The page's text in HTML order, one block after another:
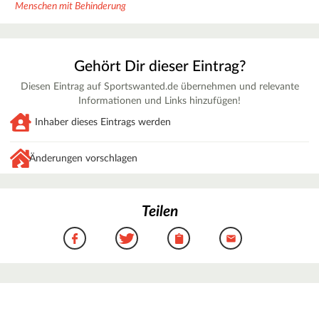
Menschen mit Behinderung
Gehört Dir dieser Eintrag?
Diesen Eintrag auf Sportswanted.de übernehmen und relevante
Informationen und Links hinzufügen!
Inhaber dieses Eintrags werden
Änderungen vorschlagen
Teilen